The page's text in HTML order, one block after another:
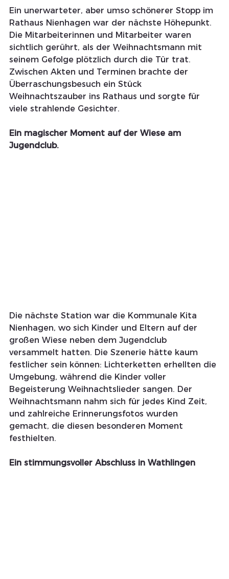
Ein unerwarteter, aber umso schönerer Stopp im
Rathaus Nienhagen war der nächste Höhepunkt.
Die Mitarbeiterinnen und Mitarbeiter waren
sichtlich gerührt, als der Weihnachtsmann mit
seinem Gefolge plötzlich durch die Tür trat.
Zwischen Akten und Terminen brachte der
Überraschungsbesuch ein Stück
Weihnachtszauber ins Rathaus und sorgte für
viele strahlende Gesichter.
Ein magischer Moment auf der Wiese am
Jugendclub.
Die nächste Station war die Kommunale Kita
Nienhagen, wo sich Kinder und Eltern auf der
großen Wiese neben dem Jugendclub
versammelt hatten. Die Szenerie hätte kaum
festlicher sein können: Lichterketten erhellten die
Umgebung, während die Kinder voller
Begeisterung Weihnachtslieder sangen. Der
Weihnachtsmann nahm sich für jedes Kind Zeit,
und zahlreiche Erinnerungsfotos wurden
gemacht, die diesen besonderen Moment
festhielten.
Ein stimmungsvoller Abschluss in Wathlingen